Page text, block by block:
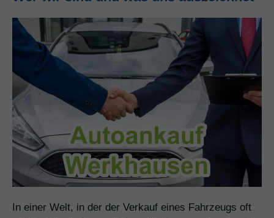
In einer Welt, in der der Verkauf eines Fahrzeugs oft